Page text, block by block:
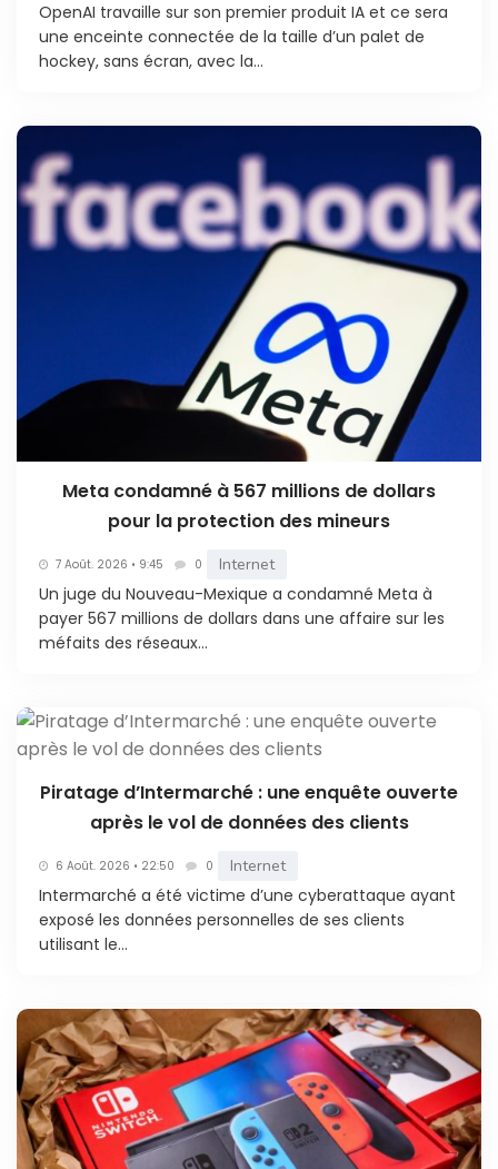
OpenAI travaille sur son premier produit IA et ce sera
une enceinte connectée de la taille d’un palet de
hockey, sans écran, avec la...
Meta condamné à 567 millions de dollars
pour la protection des mineurs
7 Août. 2026 • 9:45 0 Internet
Un juge du Nouveau-Mexique a condamné Meta à
payer 567 millions de dollars dans une affaire sur les
méfaits des réseaux...
Piratage d’Intermarché : une enquête ouverte
après le vol de données des clients
6 Août. 2026 • 22:50 0 Internet
Intermarché a été victime d’une cyberattaque ayant
exposé les données personnelles de ses clients
utilisant le...